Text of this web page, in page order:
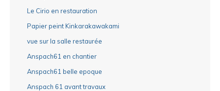
Le Cirio en restauration
Papier peint Kinkarakawakami
vue sur la salle restaurée
Anspach61 en chantier
Anspach61 belle epoque
Anspach 61 avant travaux